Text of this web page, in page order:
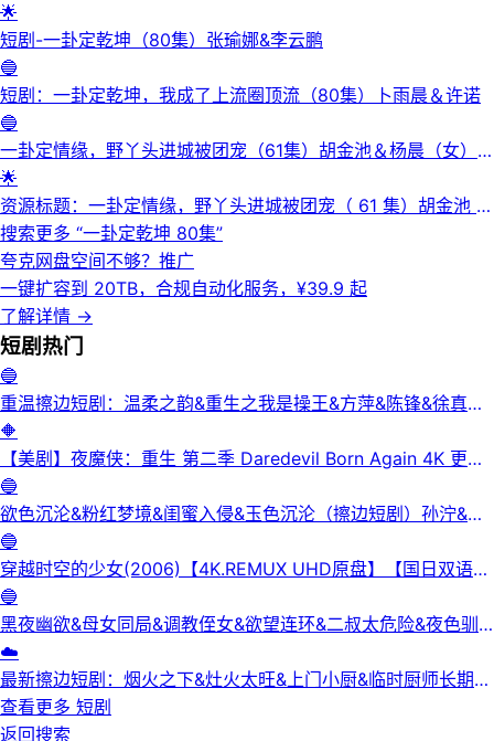
🌟
短剧-一卦定乾坤（80集）张瑜娜&李云鹏
🔵
短剧：一卦定乾坤，我成了上流圈顶流（80集）卜雨晨＆许诺
🔵
一卦定情缘，野丫头进城被团宠（61集）胡金池＆杨晨（女）|
短剧
🌟
资源标题：一卦定情缘，野丫头进城被团宠（ 61 集）胡金池 ＆
杨晨（女）
搜索更多 “一卦定乾坤 80集”
夸克网盘空间不够？ 推广
一键扩容到 20TB，合规自动化服务，¥39.9 起
了解详情 →
短剧 热门
🔵
重温擦边短剧：温柔之韵&重生之我是操王&方萍&陈锋&徐真真
&老刘又胖啦&刘倩宇
🔶
【美剧】夜魔侠：重生 第二季 Daredevil Born Again 4K 更新
3集
🔵
欲色沉沦&粉红梦境&闺蜜入侵&玉色沉沦（擦边短剧）孙泞&王
正洁
🔵
穿越时空的少女(2006)【4K.REMUX UHD原盘】【国日双语】
【中文字幕】【爱情/科幻】
🔵
黑夜幽欲&母女同局&调教侄女&欲望连环&二叔太危险&夜色驯
服&黑夜欲牢（完整版）最新擦边短剧
☁️
最新擦边短剧：烟火之下&灶火太旺&上门小厨&临时厨师长期关
系&锅边失守（完整版）
查看更多 短剧
返回搜索